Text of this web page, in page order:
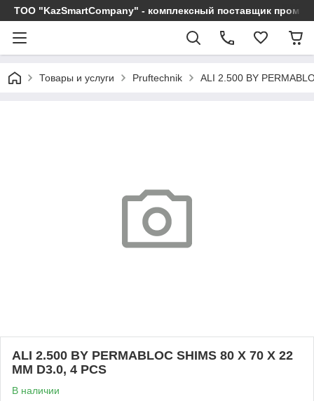
ТОО "KazSmartCompany" - комплексный поставщик
Товары и услуги Pruftechnik ALI 2.500 BY
ALI 2.500 BY PERMABLOC SHIMS 80 X 70 X 22
MM D3.0, 4 PCS
В наличии